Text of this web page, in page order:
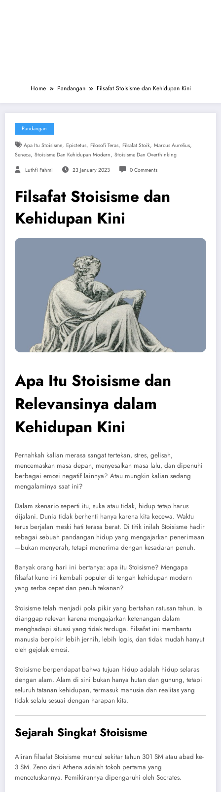
Home Pandangan Filsafat Stoisisme dan Kehidupan Kini
Pandangan
Apa Itu Stoisisme, Epictetus, Filosofi Teras, Filsafat Stoik, Marcus Aurelius,
Seneca, Stoisisme Dan Kehidupan Modern, Stoisisme Dan Overthinking
Luthfi Fahmi 23 January 2023 0 Comments
Filsafat Stoisisme dan
Kehidupan Kini
Apa Itu Stoisisme dan
Relevansinya dalam
Kehidupan Kini
Pernahkah kalian merasa sangat tertekan, stres, gelisah,
mencemaskan masa depan, menyesalkan masa lalu, dan dipenuhi
berbagai emosi negatif lainnya? Atau mungkin kalian sedang
mengalaminya saat ini?
Dalam skenario seperti itu, suka atau tidak, hidup tetap harus
dijalani. Dunia tidak berhenti hanya karena kita kecewa. Waktu
terus berjalan meski hati terasa berat. Di titik inilah Stoisisme hadir
sebagai sebuah pandangan hidup yang mengajarkan penerimaan
—bukan menyerah, tetapi menerima dengan kesadaran penuh.
Banyak orang hari ini bertanya: apa itu Stoisisme? Mengapa
filsafat kuno ini kembali populer di tengah kehidupan modern
yang serba cepat dan penuh tekanan?
Stoisisme telah menjadi pola pikir yang bertahan ratusan tahun. Ia
dianggap relevan karena mengajarkan ketenangan dalam
menghadapi situasi yang tidak terduga. Filsafat ini membantu
manusia berpikir lebih jernih, lebih logis, dan tidak mudah hanyut
oleh gejolak emosi.
Stoisisme berpendapat bahwa tujuan hidup adalah hidup selaras
dengan alam. Alam di sini bukan hanya hutan dan gunung, tetapi
seluruh tatanan kehidupan, termasuk manusia dan realitas yang
tidak selalu sesuai dengan harapan kita.
Sejarah Singkat Stoisisme
Aliran filsafat Stoisisme muncul sekitar tahun 301 SM atau abad ke-
3 SM. Zeno dari Athena adalah tokoh pertama yang
mencetuskannya. Pemikirannya dipengaruhi oleh Socrates.